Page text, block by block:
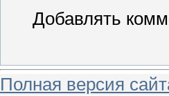
Добавлять
Полная версия